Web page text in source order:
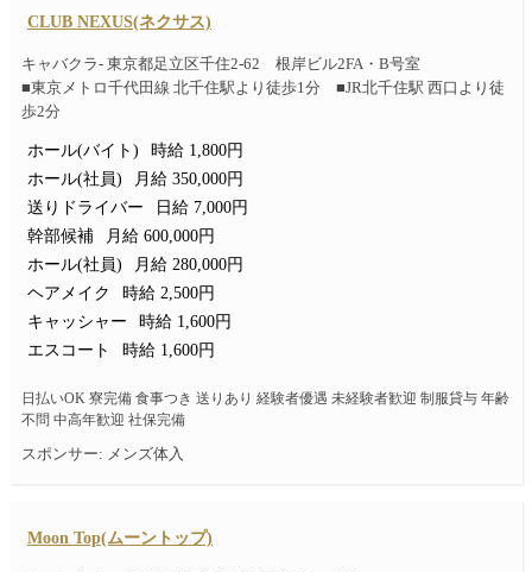
CLUB NEXUS(ネクサス)
キャバクラ- 東京都足立区千住2-62 根岸ビル2FA・B号室
■東京メトロ千代田線 北千住駅より徒歩1分 ■JR北千住駅 西口より徒
歩2分
ホール(バイト)
時給 1,800円
ホール(社員)
月給 350,000円
送りドライバー
日給 7,000円
幹部候補
月給 600,000円
ホール(社員)
月給 280,000円
ヘアメイク
時給 2,500円
キャッシャー
時給 1,600円
エスコート
時給 1,600円
日払いOK 寮完備 食事つき 送りあり 経験者優遇 未経験者歓迎 制服貸与 年齢
不問 中高年歓迎 社保完備
スポンサー: メンズ体入
Moon Top(ムーントップ)